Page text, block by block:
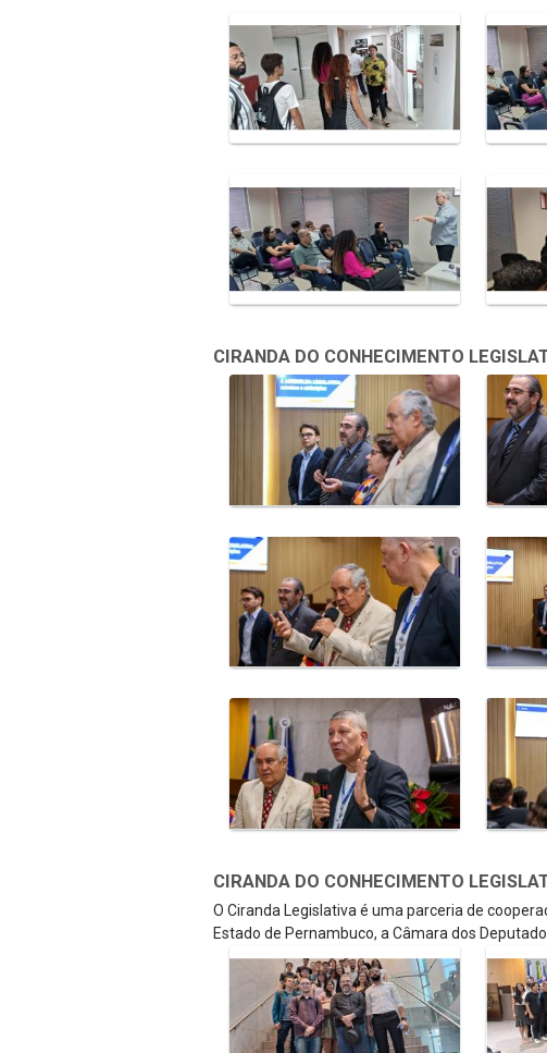
CIRANDA DO CONHECIMENTO
Galeria de Mídias
CIRANDA DO CONHECIMENTO
O Ciranda Legislativa é uma parceria de
Estado de Pernambuco, a Câmara dos
Galeria de Mídias